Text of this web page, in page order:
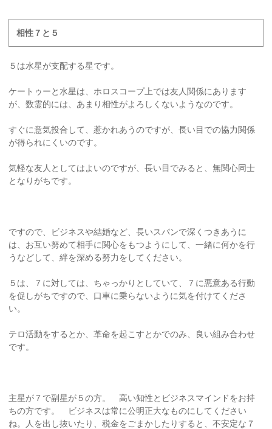
相性７と５
５は水星が支配する星です。
ケートゥーと水星は、ホロスコープ上では友人関係にあります
が、数霊的には、あまり相性がよろしくないようなのです。
すぐに意気投合して、惹かれあうのですが、長い目での協力関係
が得られにくいのです。
気軽な友人としてはよいのですが、長い目でみると、無関心同士
となりがちです。
ですので、ビジネスや結婚など、長いスパンで深くつきあうに
は、お互い努めて相手に関心をもつようにして、一緒に何かを行
うなどして、絆を深める努力をしてください。
５は、７に対しては、ちゃっかりとしていて、７に悪意ある行動
を促しがちですので、口車に乗らないように気を付けてくださ
い。
テロ活動をするとか、革命を起こすとかでのみ、良い組み合わせ
です。
主星が７で副星が５の方。 高い知性とビジネスマインドをお持
ちの方です。 ビジネスは常に公明正大なものにしてください
ね。人を出し抜いたり、税金をごまかしたりすると、不安定な７